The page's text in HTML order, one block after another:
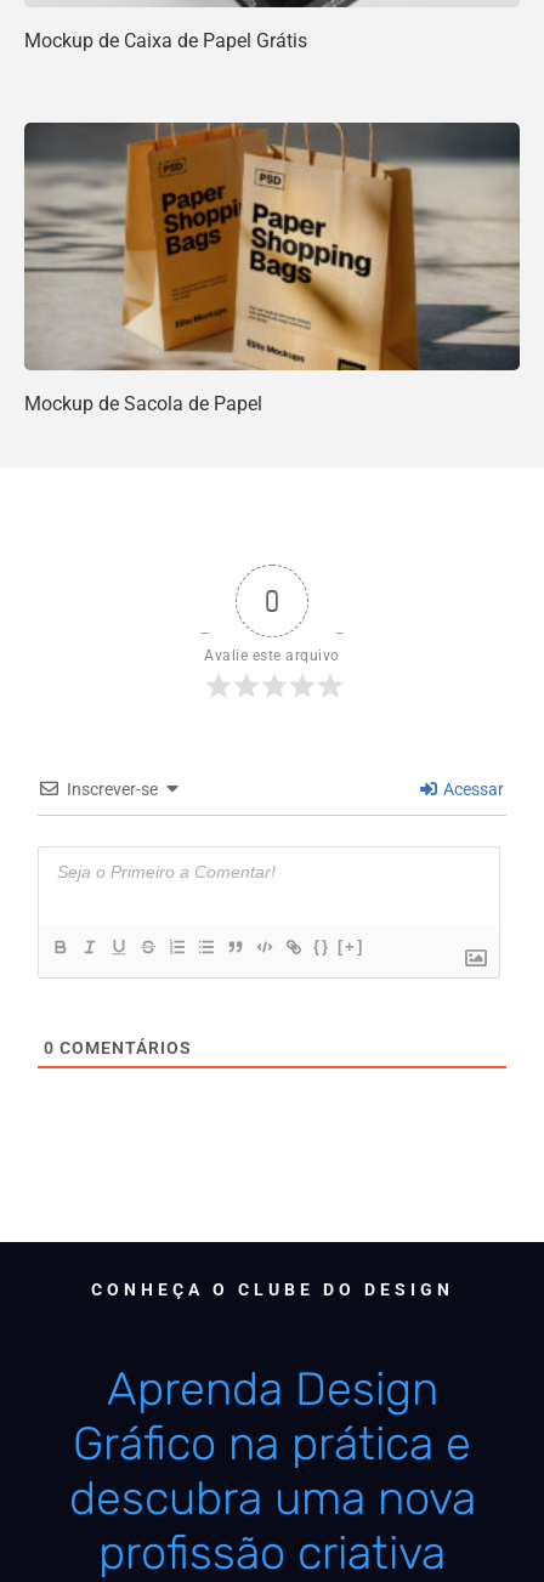
Mockup de Caixa de Papel Grátis
Mockup de Sacola de Papel
0
Avalie este arquivo
Inscrever-se Acessar
{} [+]
0 COMENTÁRIOS
CONHEÇA O CLUBE DO DESIGN
Aprenda Design
Gráfico na prática e
descubra uma nova
profissão criativa